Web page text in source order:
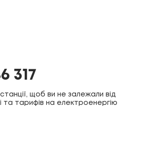
317
щоб ви не залежали від
та тарифів на електроенергію